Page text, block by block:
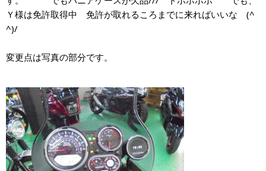
Ｙ様は免許取得中 免許が取れるころまでに来ればいいな (^
^)/
変更点は写真の部分です。